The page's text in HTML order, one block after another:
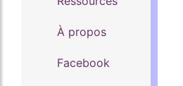
À propos
Facebook